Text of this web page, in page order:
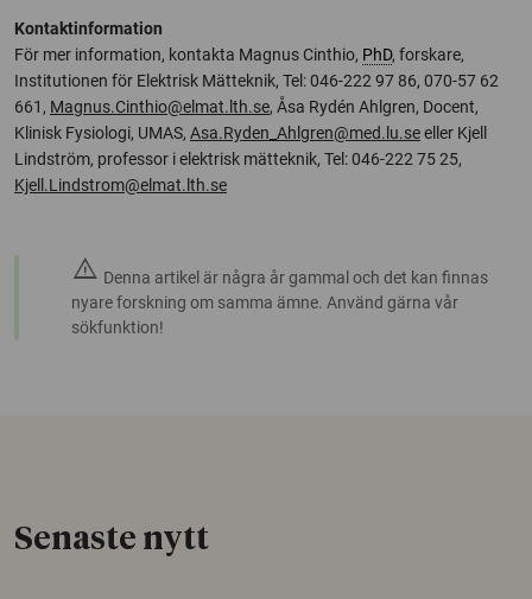
Kontaktinformation
För mer information, kontakta Magnus Cinthio, PhD, forskare,
Institutionen för Elektrisk Mätteknik, Tel: 046-222 97 86, 070-57 62
661, Magnus.Cinthio@elmat.lth.se, Åsa Rydén Ahlgren, Docent,
Klinisk Fysiologi, UMAS, Asa.Ryden_Ahlgren@med.lu.seeller Kjell
Lindström, professor i elektrisk mätteknik, Tel: 046-222 75 25,
Kjell.Lindstrom@elmat.lth.se
warning Denna artikel är några år gammal och det kan finnas
nyare forskning om samma ämne. Använd gärna vår
sökfunktion!
Senaste nytt